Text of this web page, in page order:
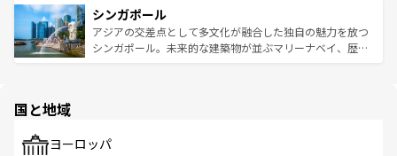
参照してほしい。
激する。気候は一年中温暖で、どの季節にも異なる楽しみ
が待っている。親しみやすいタイの人々、仏教を中心とし
た文化、そして多様な観光資源が、訪れる旅人を魅了し続
み、どこを訪れても感動するはず。観光スポットが密集し
ており、効率よく見どころを回れるのも魅力。息をのむよ
うな絶景から文化的な体験まで、香港を存分に楽しみ尽く
シンガポール
アジアの交差点として多文化が融合した独自の魅力を放つ
シンガポール。未来的な建築物が並ぶマリーナベイ、歴史
で、ホーカーズは地元の風情を楽しめる外せないスポット
国と地域
ヨーロッパ